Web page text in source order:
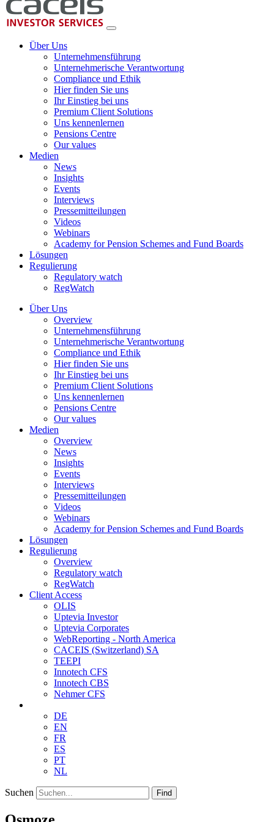
Über Uns
Unternehmensführung
Unternehmerische Verantwortung
Compliance und Ethik
Hier finden Sie uns
Ihr Einstieg bei uns
Premium Client Solutions
Uns kennenlernen
Pensions Centre
Our values
Medien
News
Insights
Events
Interviews
Pressemitteilungen
Videos
Webinars
Academy for Pension Schemes and Fund Boards
Lösungen
Regulierung
Regulatory watch
RegWatch
Über Uns
Overview
Unternehmensführung
Unternehmerische Verantwortung
Compliance und Ethik
Hier finden Sie uns
Ihr Einstieg bei uns
Premium Client Solutions
Uns kennenlernen
Pensions Centre
Our values
Medien
Overview
News
Insights
Events
Interviews
Pressemitteilungen
Videos
Webinars
Academy for Pension Schemes and Fund Boards
Lösungen
Regulierung
Overview
Regulatory watch
RegWatch
Client Access
OLIS
Uptevia Investor
Uptevia Corporates
WebReporting - North America
CACEIS (Switzerland) SA
TEEPI
Innotech CFS
Innotech CBS
Nehmer CFS
DE
EN
FR
ES
PT
NL
Suchen Find